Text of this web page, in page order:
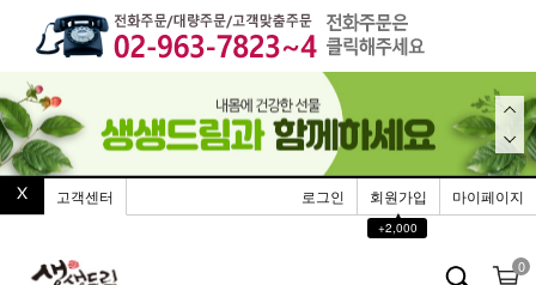
고객센터 로그인
회원가입
▲
+2,000
마이페이지
0